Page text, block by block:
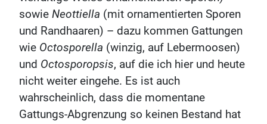
sowie Neottiella (mit ornamentierten Sporen
und Randhaaren) – dazu kommen Gattungen
wie Octosporella (winzig, auf Lebermoosen)
und Octosporopsis, auf die ich hier und heute
nicht weiter eingehe. Es ist auch
wahrscheinlich, dass die momentane
Gattungs-Abgrenzung so keinen Bestand hat